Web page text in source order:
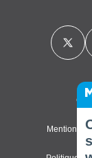
Mentions